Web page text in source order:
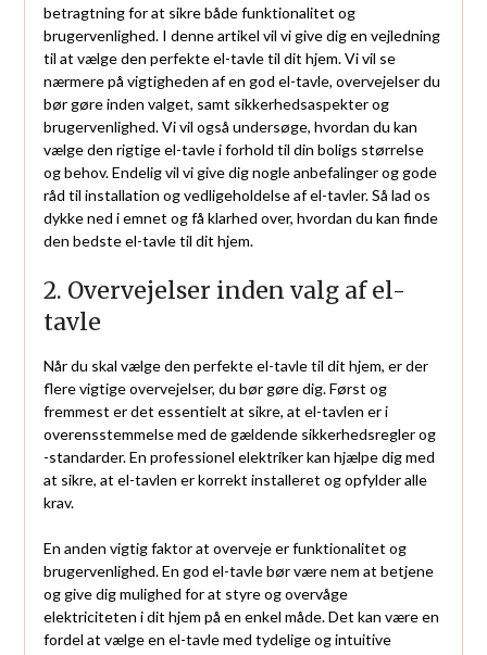
betragtning for at sikre både funktionalitet og
brugervenlighed. I denne artikel vil vi give dig en vejledning
til at vælge den perfekte el-tavle til dit hjem. Vi vil se
nærmere på vigtigheden af en god el-tavle, overvejelser du
bør gøre inden valget, samt sikkerhedsaspekter og
brugervenlighed. Vi vil også undersøge, hvordan du kan
vælge den rigtige el-tavle i forhold til din boligs størrelse
og behov. Endelig vil vi give dig nogle anbefalinger og gode
råd til installation og vedligeholdelse af el-tavler. Så lad os
dykke ned i emnet og få klarhed over, hvordan du kan finde
den bedste el-tavle til dit hjem.
2. Overvejelser inden valg af el-
tavle
Når du skal vælge den perfekte el-tavle til dit hjem, er der
flere vigtige overvejelser, du bør gøre dig. Først og
fremmest er det essentielt at sikre, at el-tavlen er i
overensstemmelse med de gældende sikkerhedsregler og
-standarder. En professionel elektriker kan hjælpe dig med
at sikre, at el-tavlen er korrekt installeret og opfylder alle
krav.
En anden vigtig faktor at overveje er funktionalitet og
brugervenlighed. En god el-tavle bør være nem at betjene
og give dig mulighed for at styre og overvåge
elektriciteten i dit hjem på en enkel måde. Det kan være en
fordel at vælge en el-tavle med tydelige og intuitive